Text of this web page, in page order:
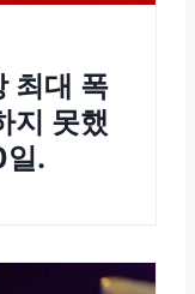
최대 폭
지 못했
일.